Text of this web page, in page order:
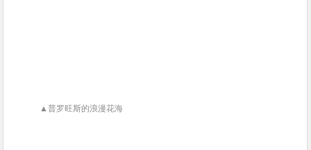
▲普罗旺斯的浪漫花海